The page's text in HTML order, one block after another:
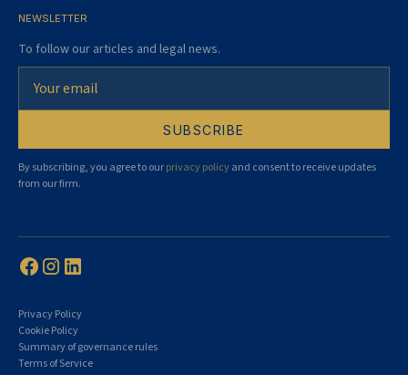
NEWSLETTER
To follow our articles and legal news.
By subscribing, you agree to ourprivacy policyand consent to receive updates
from our firm.
Privacy Policy
Cookie Policy
Summary of governance rules
Terms of Service